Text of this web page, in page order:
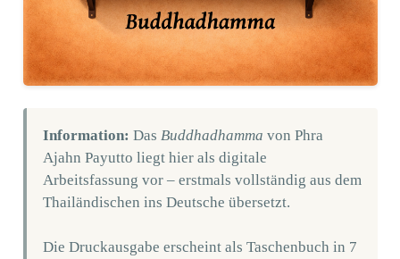
Information: Das Buddhadhamma von Phra
Ajahn Payutto liegt hier als digitale
Arbeitsfassung vor – erstmals vollständig aus dem
Thailändischen ins Deutsche übersetzt.
Die Druckausgabe erscheint als Taschenbuch in 7